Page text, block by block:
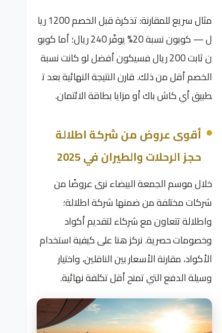
مثال سريع للمقارنة: تذكرة قبل الخصم 1200 ريا
ل — كوبون نسبة 20% يوفّر 240 ريال؛ أما كوبو
ن ثابت 200 ريال فسيكون أفضل لو كانت نسبة
الخصم أقل من ذلك. قارن النتيجة النهائية بعد ت
طبيق أي كاش باك أو مزايا بطاقة الائتمان.
أقوى عروض من شركة اطلالة
حجز الرحلات والطيران في 2025
خلال موسم الجمعة البيضاء نرى عروضًا من
شركات مختلفة من ضمنها شركة اطلالة؛
واطلالة تتعاون مع شركاء لتقديم أكواد
وخصومات حصرية. نركز هنا على كيفية استخدام
الأكواد، مقارنة الأسعار بين الناقلين، واختيار
وسيلة الدفع التي تمنح أقل تكلفة نهائية.